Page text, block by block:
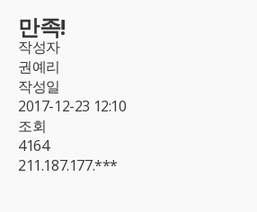
만족!
작성자
권예리
작성일
2017-12-23 12:10
조회
4164
211.187.177.***